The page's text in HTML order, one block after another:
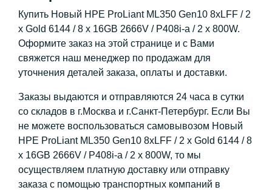
Купить Новый HPE ProLiant ML350 Gen10 8xLFF / 2
x Gold 6144 / 8 x 16GB 2666V / P408i-a / 2 x 800W.
Оформите заказ на этой странице и с Вами
свяжется наш менеджер по продажам для
уточнения деталей заказа, оплаты и доставки.
Заказы выдаются и отправляются 24 часа в сутки
со складов в г.Москва и г.Санкт-Петербург. Если Вы
не можете воспользоваться самовывозом Новый
HPE ProLiant ML350 Gen10 8xLFF / 2 x Gold 6144 / 8
x 16GB 2666V / P408i-a / 2 x 800W, то мы
осуществляем платную доставку или отправку
заказа с помощью транспортных компаний в